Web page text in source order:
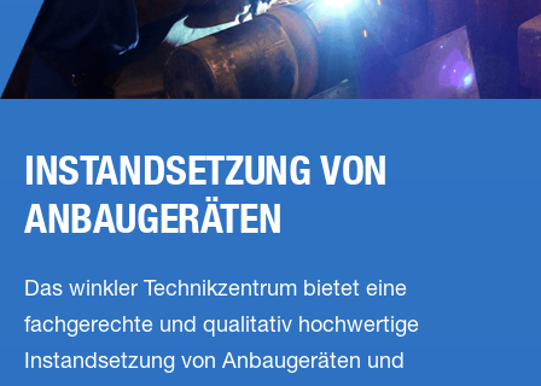
INSTANDSETZUNG VON
ANBAUGERÄTEN
Das winkler Technikzentrum bietet eine
fachgerechte und qualitativ hochwertige
Instandsetzung von Anbaugeräten und